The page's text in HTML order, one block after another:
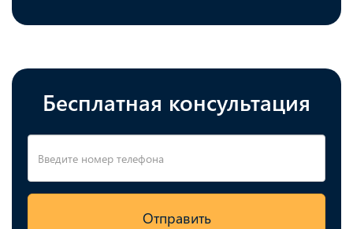
Бесплатная консультация
Отправить